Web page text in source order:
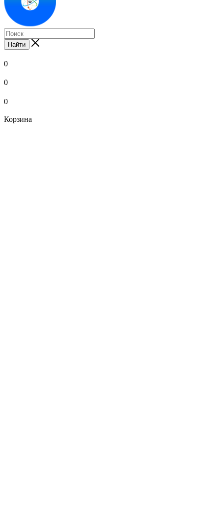
Найти
0
0
0
Корзина